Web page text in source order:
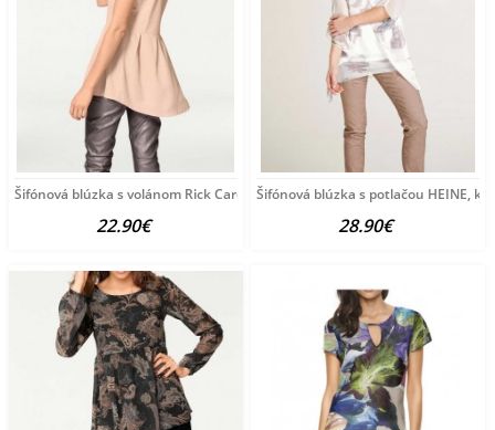
Šifónová blúzka s volánom Rick Cardona, púdrová
22.90€
Šifónová blúzka s potlačou HEINE,
28.90€